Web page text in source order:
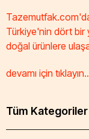
Türkiye'nin dört bir
doğal ürünlere
devamı için
Tüm Kategoriler